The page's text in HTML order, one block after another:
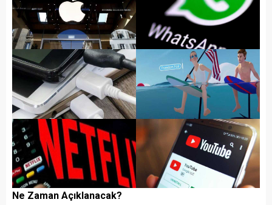
Ne Zaman Açıklanacak?